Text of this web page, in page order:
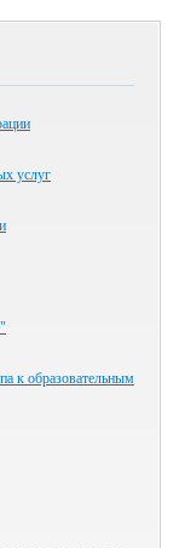
услуг
к образовательным